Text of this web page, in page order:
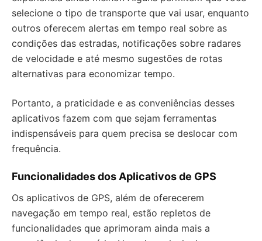
selecione o tipo de transporte que vai usar, enquanto
outros oferecem alertas em tempo real sobre as
condições das estradas, notificações sobre radares
de velocidade e até mesmo sugestões de rotas
alternativas para economizar tempo.
Portanto, a praticidade e as conveniências desses
aplicativos fazem com que sejam ferramentas
indispensáveis ​​para quem precisa se deslocar com
frequência.
Funcionalidades dos Aplicativos de GPS
Os aplicativos de GPS, além de oferecerem
navegação em tempo real, estão repletos de
funcionalidades que aprimoram ainda mais a